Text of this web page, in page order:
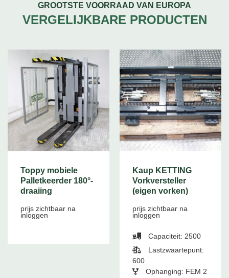
GROOTSTE VOORRAAD VAN EUROPA
VERGELIJKBARE PRODUCTEN
Toppy mobiele
Palletkeerder 180°-
draaiing
prijs zichtbaar na
inloggen
Kaup KETTING
Vorkversteller
(eigen vorken)
prijs zichtbaar na
inloggen
Capaciteit: 2500
Lastzwaartepunt:
600
Ophanging: FEM 2